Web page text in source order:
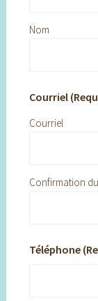
Nom
Courriel
Courriel
Confirmation
Téléphone